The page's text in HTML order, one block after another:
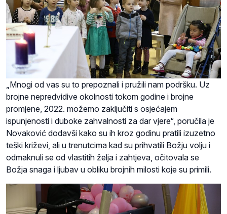
„Mnogi od vas su to prepoznali i pružili nam podršku. Uz
brojne nepredvidive okolnosti tokom godine i brojne
promjene, 2022. možemo zaključiti s osjećajem
ispunjenosti i duboke zahvalnosti za dar vjere“, poručila je
Novaković dodavši kako su ih kroz godinu pratili izuzetno
teški križevi, ali u trenutcima kad su prihvatili Božju volju i
odmaknuli se od vlastitih želja i zahtjeva, očitovala se
Božja snaga i ljubav u obliku brojnih milosti koje su primili.